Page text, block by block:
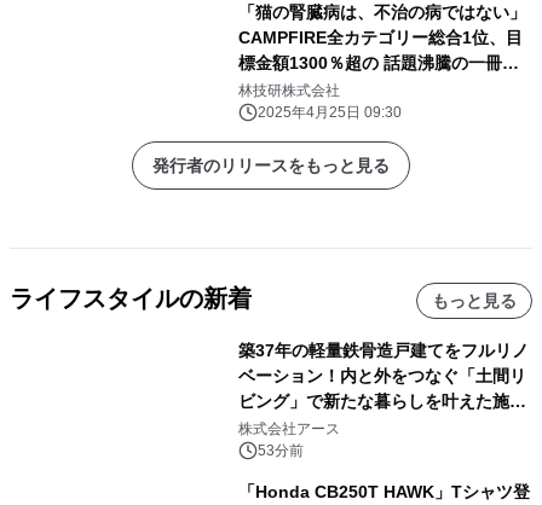
「猫の腎臓病は、不治の病ではない」
CAMPFIRE全カテゴリー総合1位、目
標金額1300％超の 話題沸騰の一冊
『猫の腎臓病が治った！』4月25日発
売
林技研株式会社
2025年4月25日 09:30
発行者のリリースをもっと見る
ライフスタイルの新着 もっと見る
築37年の軽量鉄骨造戸建てをフルリノ
ベーション！内と外をつなぐ「土間リ
ビング」で新たな暮らしを叶えた施工
事例を株式会社アースが公開
株式会社アース
53分前
「Honda CB250T HAWK」Tシャツ登